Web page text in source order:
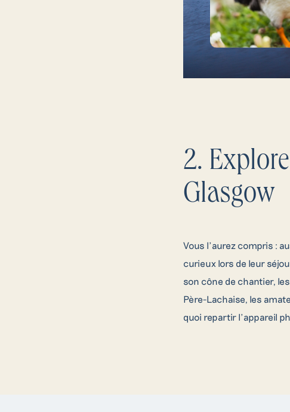
2.
Glasgow
Vous l’aurez compris :
curieux lors de leur
son cône de chantier,
Père-Lachaise, les
quoi repartir l’appareil